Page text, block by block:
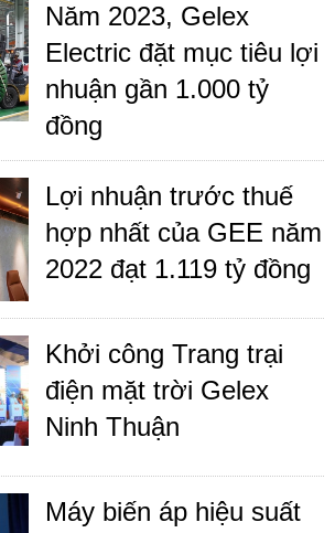
Năm 2023, Gelex
Electric đặt mục tiêu lợi
nhuận gần 1.000 tỷ
đồng
Lợi nhuận trước thuế
hợp nhất của GEE năm
2022 đạt 1.119 tỷ đồng
Khởi công Trang trại
điện mặt trời Gelex
Ninh Thuận
Máy biến áp hiệu suất